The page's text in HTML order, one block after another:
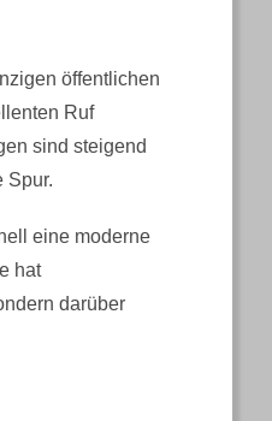
öffentlichen
Ruf
sind steigend
Spur.
eine moderne
hat
darüber